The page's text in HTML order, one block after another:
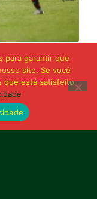
no Castelão
para garantir que
site. Se você
que está satisfeito